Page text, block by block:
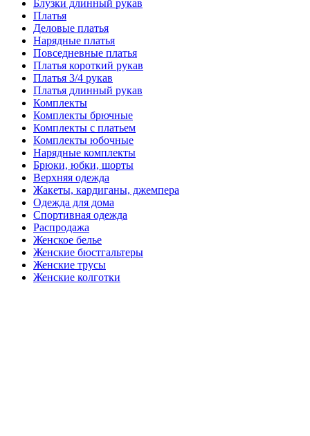
Блузки длинный рукав
Платья
Деловые платья
Нарядные платья
Повседневные платья
Платья короткий рукав
Платья 3/4 рукав
Платья длинный рукав
Комплекты
Комплекты брючные
Комплекты с платьем
Комплекты юбочные
Нарядные комплекты
Брюки, юбки, шорты
Верхняя одежда
Жакеты, кардиганы, джемпера
Одежда для дома
Спортивная одежда
Распродажа
Женское белье
Женские бюстгальтеры
Женские трусы
Женские колготки